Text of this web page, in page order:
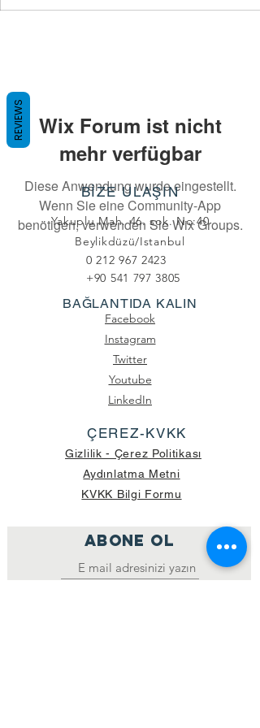
Wix Forum ist nicht
mehr verfügbar
Diese Anwendung wurde eingestellt.
Wenn Sie eine Community-App
benötigen, verwenden Sie Wix Groups.
BİZE ULAŞIN
Yakuplu Mah. 46. sok. No:40
Beylikdüzü/Istanbul
0 212 967 2423
+90 541 797 3805
BAĞLANTIDA KALIN
Facebook
Instagram
Twitter
Youtube
LinkedIn
ÇEREZ-KVKK
Gizlilik - Çerez Politikası
Aydınlatma Metni
KVKK Bilgi Formu
ABONE OL
REVIEWS